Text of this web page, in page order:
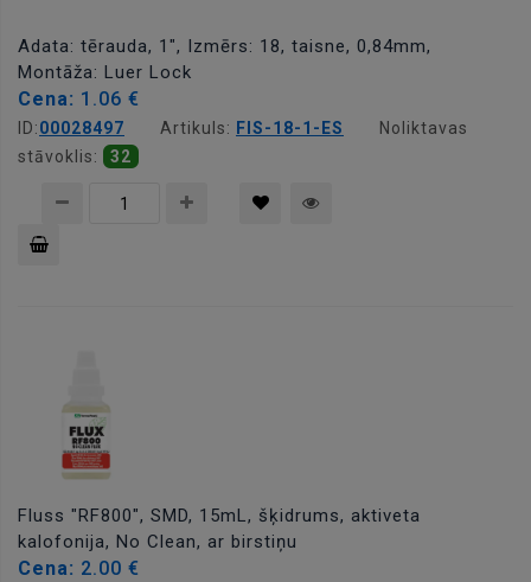
Adata: tērauda, 1", Izmērs: 18, taisne, 0,84mm,
Montāža: Luer Lock
Cena: 1.06 €
ID:00028497 Artikuls: FIS-18-1-ES
Noliktavas
stāvoklis:
32
Fluss "RF800", SMD, 15mL, šķidrums, aktiveta
kalofonija, No Clean, ar birstiņu
Cena: 2.00 €